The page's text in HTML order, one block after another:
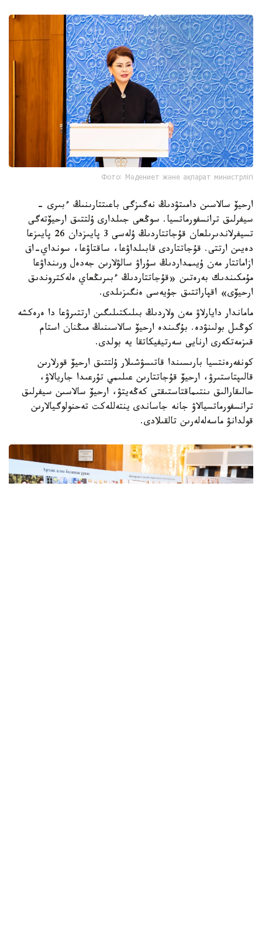
Фото: Мәдениет және ақпарат министрлігі
ارحيۆ سالاسىن دامىتۋدىڭ نەگىزگى باعىتتارىنىڭ ءبىرى -
سيفرلىق ترانسفورماتسيا. سوڭعى جىلدارى ۇلتتىق ارحيۆتەگى
تسيفرلاندىرىلعان قۇجاتتاردىڭ ۇلەسى 3 پايىزدان 26 پايىزعا
دەيىن ارتتى. قۇجاتتاردى قابىلداۋعا، ساقتاۋعا، سونداي-اق
ازاماتتار مەن ۇيىمداردىڭ سۇراۋ سالۋلارىن جەدەل ورىنداۋعا
مۇمكىندىك بەرەتىن «قۇجاتتاردىڭ ءبىرىڭعاي ەلەكتروندىق
ارحيۆى» اقپاراتتىق جۇيەسى ەنگىزىلدى.
ماماندار دايارلاۋ مەن ولاردىڭ بىلىكتىلىگىن ارتتىرۋعا دا ەرەكشە
كوڭىل بولىنۋدە. بۇگىندە ارحيۆ سالاسىنىڭ مىڭنان استام
قىزمەتكەرى ارنايى سەرتيفيكاتقا يە بولدى.
كونفەرەنتسيا بارىسىندا قاتىسۋشىلار ۇلتتىق ارحيۆ قورلارىن
قالىپتاستىرۋ، ارحيۆ قۇجاتتارىن عىلىمي تۇرعىدا جاريالاۋ،
حالىقارالىق ىنتىماقتاستىقتى كەڭەيتۋ، ارحيۆ سالاسىن سيفرلىق
ترانسفورماتسيالاۋ جانە جاساندى ينتەللەكت تەحنولوگيالارىن
قولدانۋ ماسەلەلەرىن تالقىلادى.